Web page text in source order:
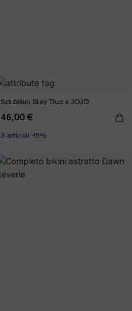
Set bikini Stay True x JOJO
46,00 €
3 articoli -15%